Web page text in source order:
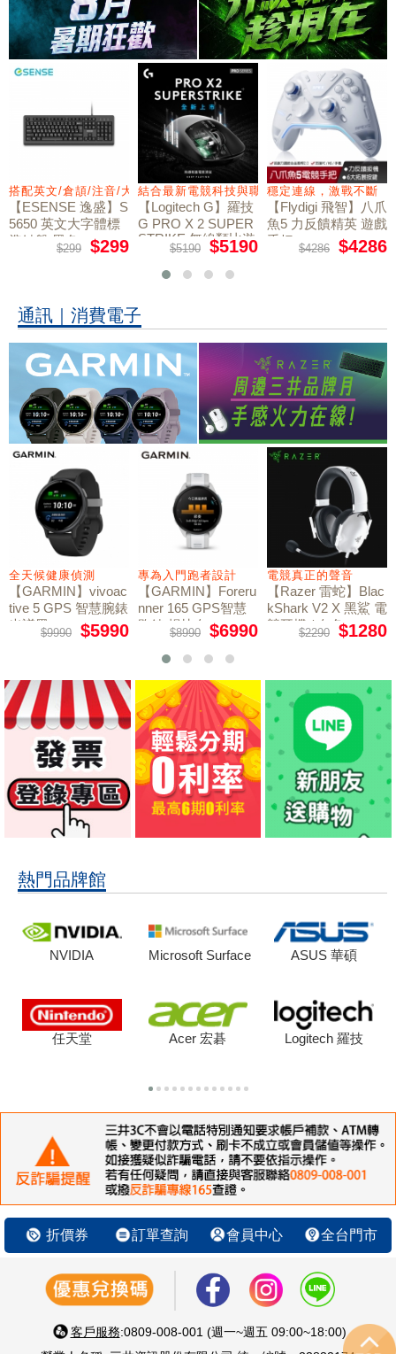
切換扳機
搭配英文/倉頡/注音/大易
【ESENSE 逸盛】S
5650 英文大字體標
準鍵盤 黑色
$299 $299
結合最新電競科技與職業選手共同開發
【Logitech G】羅技
G PRO X 2 SUPER
STRIKE 無線類比遊
戲滑鼠$5190 $5190
穩定連線，激戰不斷
【Flydigi 飛智】八爪
魚5 力反饋精英 遊戲
手把
$4286 $4286
通訊｜消費電子
全天候健康偵測
【GARMIN】vivoac
tive 5 GPS 智慧腕錶
光譜黑
$9990 $5990
專為入門跑者設計
【GARMIN】Foreru
nner 165 GPS智慧
跑錶 暢快白
$8990 $6990
電競真正的聲音
【Razer 雷蛇】Blac
kShark V2 X 黑鯊 電
競耳機 / 白色
$2290 $1280
熱門品牌館
NVIDIA Microsoft Surface ASUS 華碩
任天堂 Acer 宏碁 Logitech 羅技
折價券 訂單查詢 會員中心 全台門市
客戶服務:0809-008-001 (週一~週五 09:00~18:00)